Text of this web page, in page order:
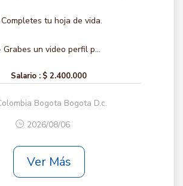
tu hoja de vida.
Grabes un video perfil p...
Salario : $ 2.400.000
Bogota Bogota D.c.
2026/08/06
Ver Más